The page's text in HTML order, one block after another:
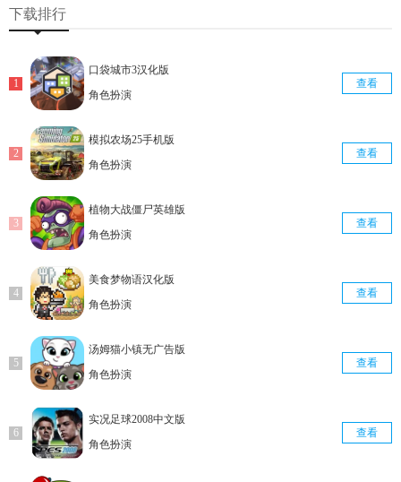
下载排行
口袋城市3汉化版
角色扮演
查看
模拟农场25手机版
角色扮演
查看
植物大战僵尸英雄版
角色扮演
查看
美食梦物语汉化版
角色扮演
查看
汤姆猫小镇无广告版
角色扮演
查看
实况足球2008中文版
角色扮演
查看